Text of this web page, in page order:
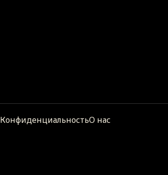
КонфиденциальностьО нас